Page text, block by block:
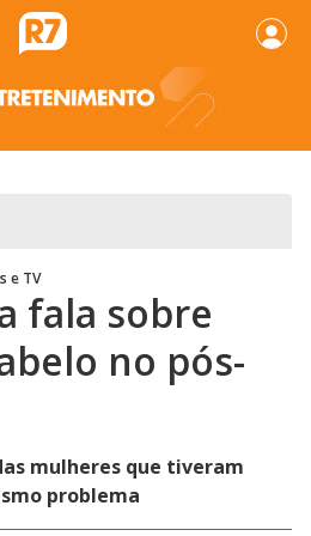
e TV
fala sobre
no pós-
mulheres que tiveram
problema